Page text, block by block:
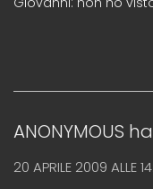
ANONYMOUS
20 APRILE 2009 ALLE